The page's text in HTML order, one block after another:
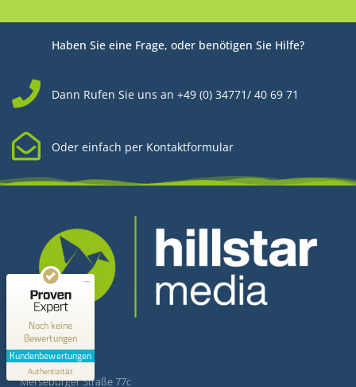
Haben Sie eine Frage, oder benötigen Sie Hilfe?
Dann Rufen Sie uns an +49 (0) 34771/ 40 69 71
Oder einfach per Kontaktformular
Kontakt
Hillstar Media
Merseburger Straße 77c
Noch keine
Bewertungen
Kundenbewertungen
Authentizität
Kundenbewertungen und Erfahrungen zu
Hillstar Media
MANGELHAFT
0,00 / 5,00
Erfahren Sie mehr über dieses Bewertungssiegel
Profil ansehen